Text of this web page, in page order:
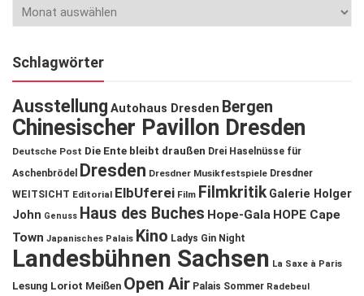
Schlagwörter
Ausstellung Autohaus Dresden Bergen
Chinesischer Pavillon Dresden
Deutsche Post Die Ente bleibt draußen Drei Haselnüsse für
Aschenbrödel
Dresden Dresdner Musikfestspiele Dresdner
WEITSICHT Editorial ElbUferei Film Filmkritik Galerie Holger
John Genuss Haus des Buches Hope-Gala HOPE Cape
Town Japanisches Palais Kino Ladys Gin Night
Landesbühnen Sachsen La Saxe à Paris
Lesung Loriot Meißen Open Air Palais Sommer Radebeul